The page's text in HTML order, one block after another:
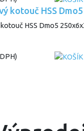
kotouč HSS